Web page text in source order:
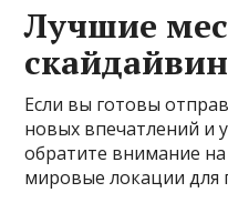
Лучшие
Если вы готовы
новых впечатлений и
обратите внимание
мировые локации для